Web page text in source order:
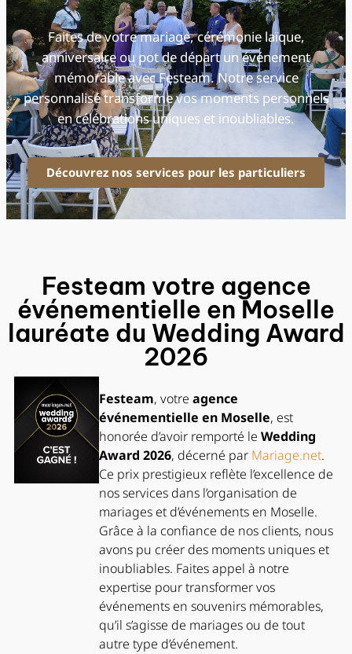
Faites de votre mariage, cérémonie laïque,
anniversaire ou pot de départ un événement
mémorable avec Festeam. Notre service
personnalisé transforme vos moments personnels
en célébrations uniques et inoubliables.
Découvrez nos services pour les particuliers
Festeam votre agence
événementielle en Moselle
lauréate du Wedding Award
2026
Festeam, votreagence
événementielle en Moselle, est
honorée d’avoir remporté leWedding
Award 2026, décerné par Mariage.net.
Ce prix prestigieux reflète l’excellence de
nos services dans l’organisation de
mariages et d’événements en Moselle.
Grâce à la confiance de nos clients, nous
avons pu créer des moments uniques et
inoubliables. Faites appel à notre
expertise pour transformer vos
événements en souvenirs mémorables,
qu’il s’agisse de mariages ou de tout
autre type d’événement.